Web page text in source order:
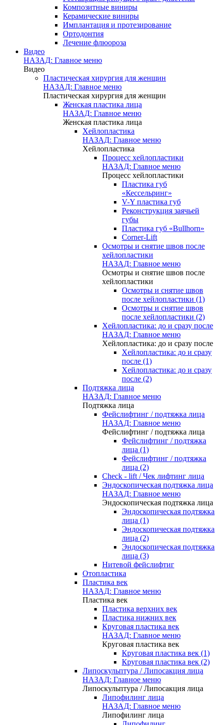
Композитные виниры
Керамические виниры
Имплантация и протезирование
Ортодонтия
Лечение флюороза
Видео
НАЗАД: Главное меню
Видео
Пластическая хирургия для женщин
НАЗАД: Главное меню
Пластическая хирургия для женщин
Женская пластика лица
НАЗАД: Главное меню
Женская пластика лица
Хейлопластика
НАЗАД: Главное меню
Хейлопластика
Процесс хейлопластики
НАЗАД: Главное меню
Процесс хейлопластики
Пластика губ
«Кессельринг»
V-Y пластика губ
Реконструкция заячьей
губы
Пластика губ «Bullhorn»
Corner-Lift
Осмотры и снятие швов после
хейлопластики
НАЗАД: Главное меню
Осмотры и снятие швов после
хейлопластики
Осмотры и снятие швов
после хейлопластики (1)
Осмотры и снятие швов
после хейлопластики (2)
Хейлопластика: до и сразу после
НАЗАД: Главное меню
Хейлопластика: до и сразу после
Хейлопластика: до и сразу
после (1)
Хейлопластика: до и сразу
после (2)
Подтяжка лица
НАЗАД: Главное меню
Подтяжка лица
Фейслифтинг / подтяжка лица
НАЗАД: Главное меню
Фейслифтинг / подтяжка лица
Фейслифтинг / подтяжка
лица (1)
Фейслифтинг / подтяжка
лица (2)
Check - lift / Чек лифтинг лица
Эндоскопическая подтяжка лица
НАЗАД: Главное меню
Эндоскопическая подтяжка лица
Эндоскопическая подтяжка
лица (1)
Эндоскопическая подтяжка
лица (2)
Эндоскопическая подтяжка
лица (3)
Нитевой фейслифтиг
Отопластика
Пластика век
НАЗАД: Главное меню
Пластика век
Пластика верхних век
Пластика нижних век
Круговая пластика век
НАЗАД: Главное меню
Круговая пластика век
Круговая пластика век (1)
Круговая пластика век (2)
Липоскульптура / Липосакция лица
НАЗАД: Главное меню
Липоскульптура / Липосакция лица
Липофилинг лица
НАЗАД: Главное меню
Липофилинг лица